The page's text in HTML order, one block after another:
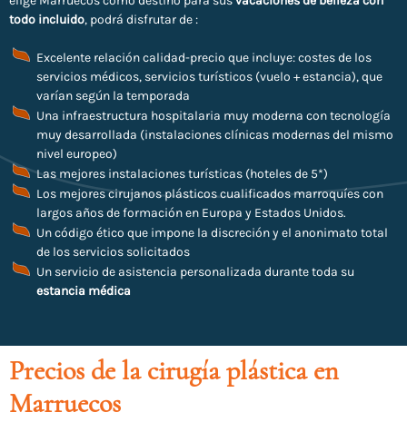
todo incluido, podrá disfrutar de :
Excelente relación calidad-precio que incluye: costes de los
servicios médicos, servicios turísticos (vuelo + estancia), que
varían según la temporada
Una infraestructura hospitalaria muy moderna con tecnología
muy desarrollada (instalaciones clínicas modernas del mismo
nivel europeo)
Las mejores instalaciones turísticas (hoteles de 5*)
Los mejores cirujanos plásticos cualificados marroquíes con
largos años de formación en Europa y Estados Unidos.
Un código ético que impone la discreción y el anonimato total
de los servicios solicitados
Un servicio de asistencia personalizada durante toda su
estancia médica
Precios de la cirugía plástica en
Marruecos